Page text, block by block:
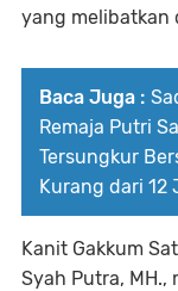
yang melibatkan
Baca Juga :
Remaja Putri
Tersungkur
Kurang dari 12
Kanit Gakkum
Syah Putra,